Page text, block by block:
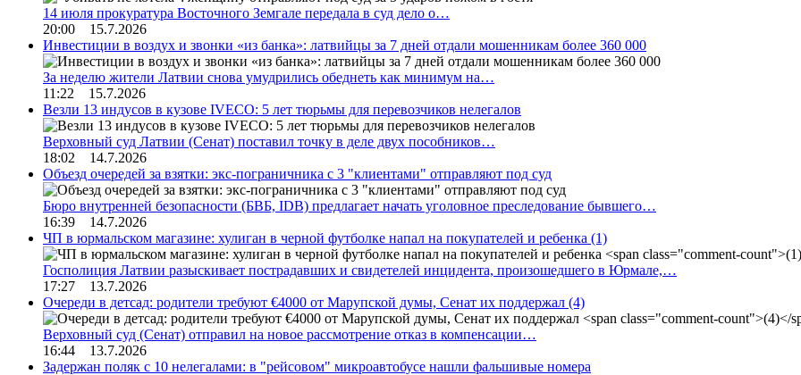
14 июля прокуратура Восточного Земгале передала в суд дело о…
20:00 15.7.2026
Инвестиции в воздух и звонки «из банка»: латвийцы за 7 дней отдали мошенникам более 360 000
За неделю жители Латвии снова умудрились обеднеть как минимум на…
11:22 15.7.2026
Везли 13 индусов в кузове IVECO: 5 лет тюрьмы для перевозчиков нелегалов
Верховный суд Латвии (Сенат) поставил точку в деле двух пособников…
18:02 14.7.2026
Объезд очередей за взятки: экс-пограничника с 3 "клиентами" отправляют под суд
Бюро внутренней безопасности (БВБ, IDB) предлагает начать уголовное преследование бывшего…
16:39 14.7.2026
ЧП в юрмальском магазине: хулиган в черной футболке напал на покупателей и ребенка (1)
Госполиция Латвии разыскивает пострадавших и свидетелей инцидента, произошедшего в Юрмале,…
17:27 13.7.2026
Очереди в детсад: родители требуют €4000 от Марупской думы, Сенат их поддержал (4)
Верховный суд (Сенат) отправил на новое рассмотрение отказ в компенсации…
16:44 13.7.2026
Задержан поляк с 10 нелегалами: в "рейсовом" микроавтобусе нашли фальшивые номера